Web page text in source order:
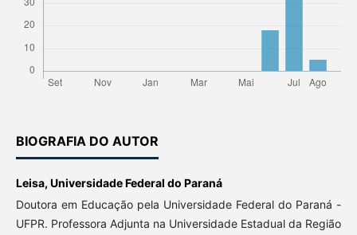
BIOGRAFIA DO AUTOR
Leisa, Universidade Federal do Paraná
Doutora em Educação pela Universidade Federal do Paraná -
UFPR. Professora Adjunta na Universidade Estadual da Região